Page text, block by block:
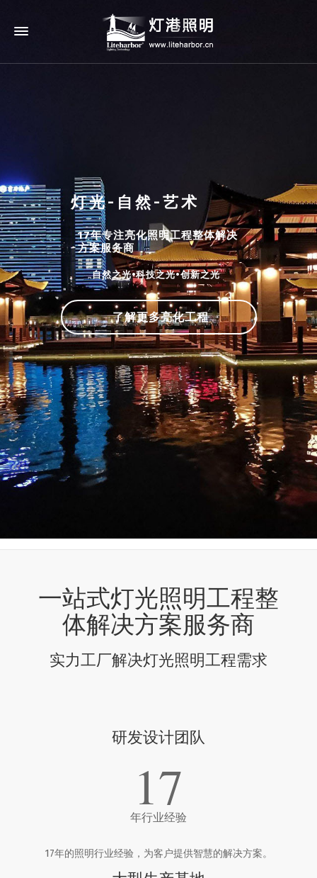
灯光-自然-艺术
17年专注亮化照明工程整体解决
方案服务商
自然之光•科技之光•创新之光
了解更多亮化工程
一站式灯光照明工程整
体解决方案服务商
实力工厂解决灯光照明工程需求
研发设计团队
17
年行业经验
17年的照明行业经验，为客户提供智慧的解决方案。